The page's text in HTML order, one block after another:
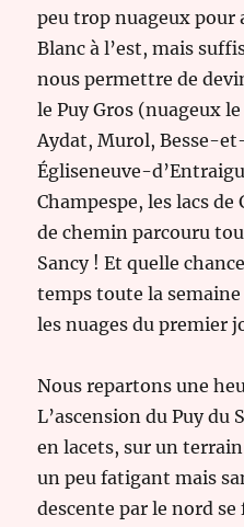
peu trop nuageux
Blanc à l’est, mais
nous permettre de
le Puy Gros (nuageux
Aydat, Murol, Besse-
Égliseneuve-
Champespe, les lacs
de chemin parcouru
Sancy ! Et quelle
temps toute la
les nuages du premier
Nous repartons une
L’ascension du Puy du
en lacets, sur un
un peu fatigant mais
descente par le nord